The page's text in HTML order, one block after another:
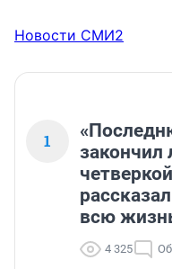
Новости СМИ2
1
закончил
всю
4 325